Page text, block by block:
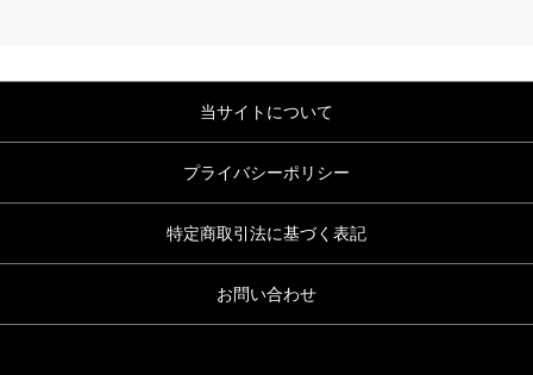
当サイトについて
プライバシーポリシー
特定商取引法に基づく表記
お問い合わせ